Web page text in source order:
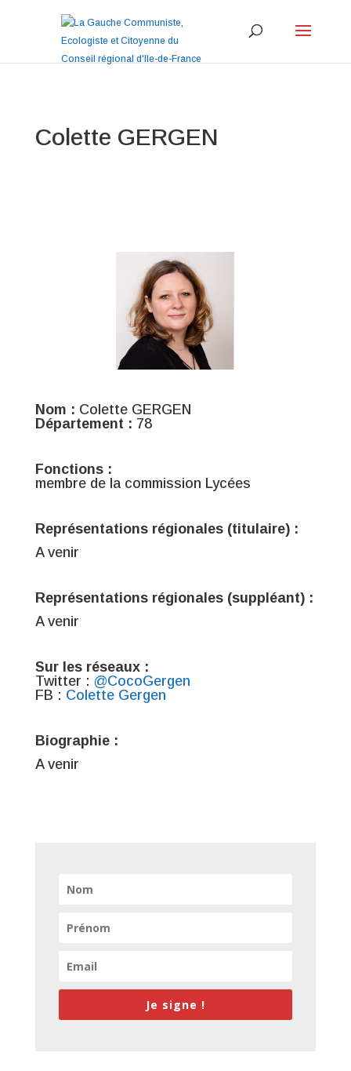
Colette GERGEN
Nom : Colette GERGEN
Département : 78
Fonctions :
membre de la commission Lycées
Représentations régionales (titulaire) :
A venir
Représentations régionales (suppléant) :
A venir
Sur les réseaux :
Twitter : @CocoGergen
FB : Colette Gergen
Biographie :
A venir
Je signe !